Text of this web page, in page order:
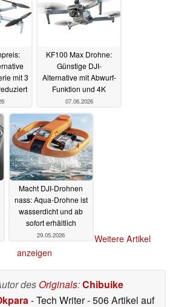
mit 3
KF100 Max Drohne:
Günstige DJI-
Alternative mit Abwurf-
Funktion und 4K
07.06.2026
Macht DJI-Drohnen
nass: Aqua-Drohne ist
wasserdicht und ab
sofort erhältlich
29.05.2026
Weitere Artikel
anzeigen
des Originals:Chibuike
- Tech Writer- 506 Artikel auf